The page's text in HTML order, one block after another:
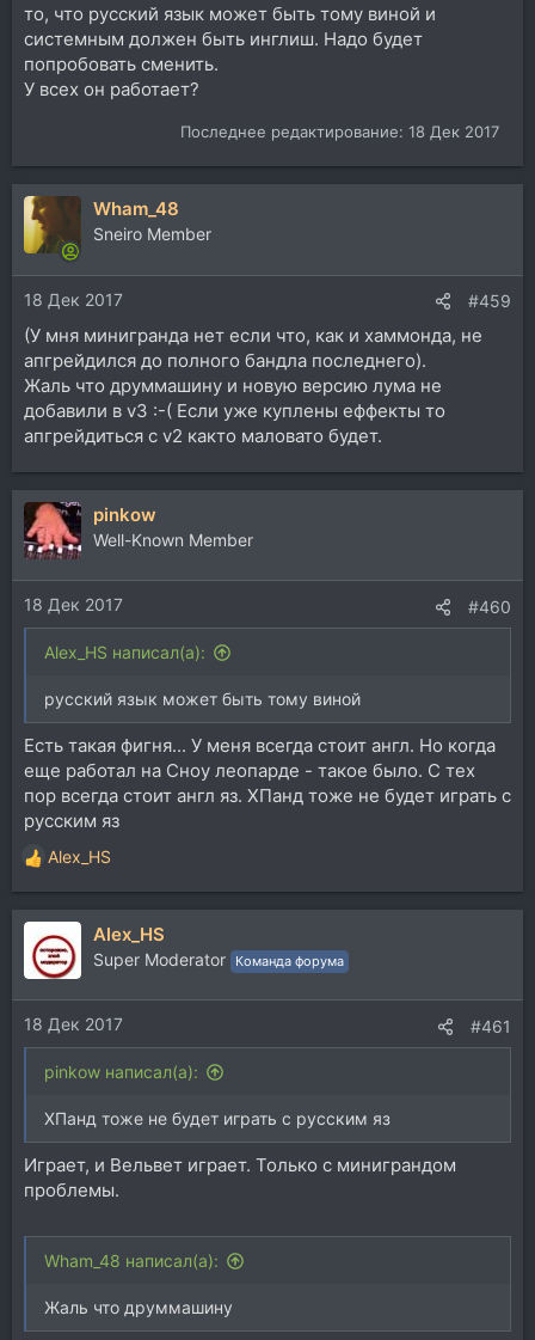
то, что русский язык может быть тому виной и
системным должен быть инглиш. Надо будет
попробовать сменить.
У всех он работает?
Последнее редактирование: 18 Дек 2017
Wham_48
Sneiro Member
18 Дек 2017 #459
(У мня минигранда нет если что, как и хаммонда, не
апгрейдился до полного бандла последнего).
Жаль что друммашину и новую версию лума не
добавили в v3 :-( Если уже куплены еффекты то
апгрейдиться с v2 както маловато будет.
pinkow
Well-Known Member
18 Дек 2017 #460
Alex_HS написал(а):
русский язык может быть тому виной
Есть такая фигня... У меня всегда стоит англ. Но когда
еще работал на Сноу леопарде - такое было. С тех
пор всегда стоит англ яз. ХПанд тоже не будет играть с
русским яз
Р
е
а
ц
и
и
:
Alex_HS
Alex_HS
Super Moderator Команда форума
18 Дек 2017 #461
pinkow написал(а):
ХПанд тоже не будет играть с русским яз
Играет, и Вельвет играет. Только с миниграндом
проблемы.
Wham_48 написал(а):
Жаль что друммашину